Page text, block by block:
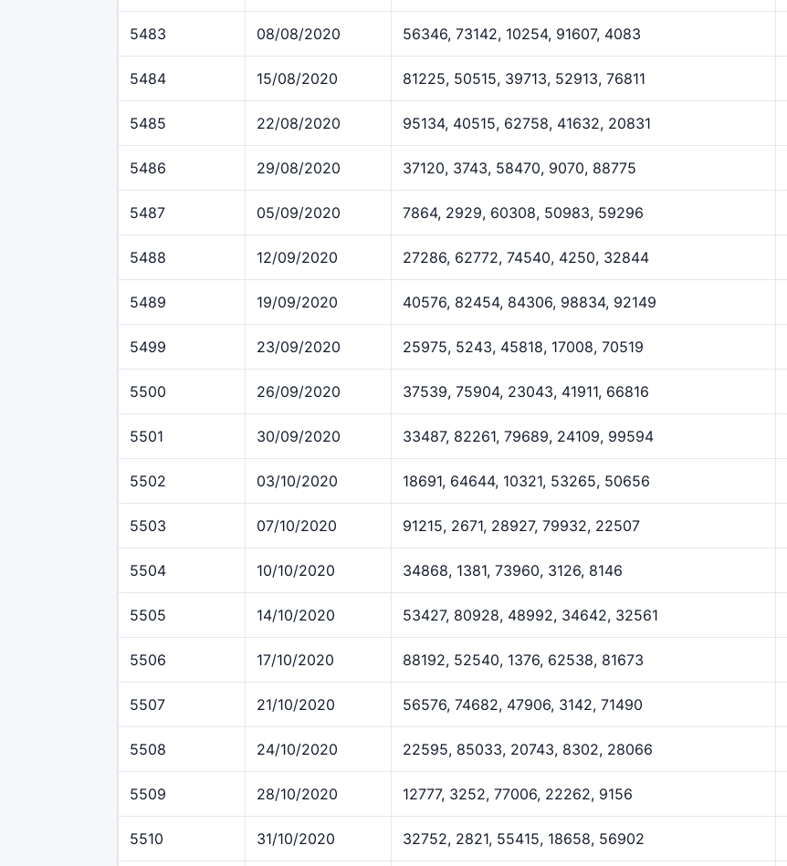
5483 08/08/2020 56346, 73142, 10254, 91607, 4083
5484 15/08/2020 81225, 50515, 39713, 52913, 76811
5485 22/08/2020 95134, 40515, 62758, 41632, 20831
5486 29/08/2020 37120, 3743, 58470, 9070, 88775
5487 05/09/2020 7864, 2929, 60308, 50983, 59296
5488 12/09/2020 27286, 62772, 74540, 4250, 32844
5489 19/09/2020 40576, 82454, 84306, 98834, 92149
5499 23/09/2020 25975, 5243, 45818, 17008, 70519
5500 26/09/2020 37539, 75904, 23043, 41911, 66816
5501 30/09/2020 33487, 82261, 79689, 24109, 99594
5502 03/10/2020 18691, 64644, 10321, 53265, 50656
5503 07/10/2020 91215, 2671, 28927, 79932, 22507
5504 10/10/2020 34868, 1381, 73960, 3126, 8146
5505 14/10/2020 53427, 80928, 48992, 34642, 32561
5506 17/10/2020 88192, 52540, 1376, 62538, 81673
5507 21/10/2020 56576, 74682, 47906, 3142, 71490
5508 24/10/2020 22595, 85033, 20743, 8302, 28066
5509 28/10/2020 12777, 3252, 77006, 22262, 9156
5510 31/10/2020 32752, 2821, 55415, 18658, 56902